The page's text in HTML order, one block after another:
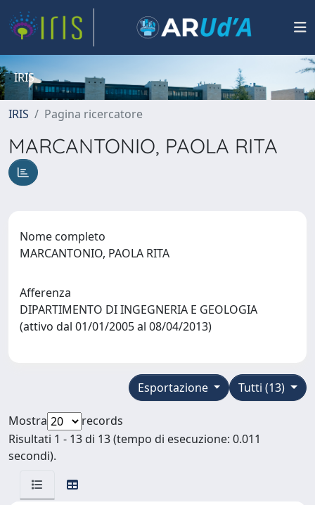
IRIS
IRIS Pagina ricercatore
MARCANTONIO, PAOLA RITA
Nome completo
MARCANTONIO, PAOLA RITA
Afferenza
DIPARTIMENTO DI INGEGNERIA E GEOLOGIA
(attivo dal 01/01/2005 al 08/04/2013)
Tutti (13)
Esportazione
Mostra
records
Risultati 1 - 13 di 13 (tempo di esecuzione: 0.011
secondi).